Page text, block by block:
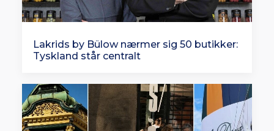
Lakrids by Bülow nærmer sig 50 butikker:
Tyskland står centralt